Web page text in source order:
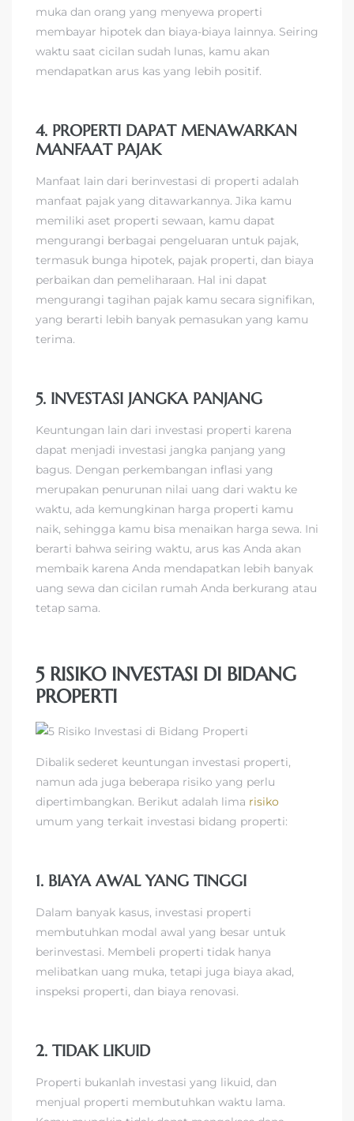
muka dan orang yang menyewa properti
membayar hipotek dan biaya-biaya lainnya. Seiring
waktu saat cicilan sudah lunas, kamu akan
mendapatkan arus kas yang lebih positif.
4. PROPERTI DAPAT MENAWARKAN
MANFAAT PAJAK
Manfaat lain dari berinvestasi di properti adalah
manfaat pajak yang ditawarkannya. Jika kamu
memiliki aset properti sewaan, kamu dapat
mengurangi berbagai pengeluaran untuk pajak,
termasuk bunga hipotek, pajak properti, dan biaya
perbaikan dan pemeliharaan. Hal ini dapat
mengurangi tagihan pajak kamu secara signifikan,
yang berarti lebih banyak pemasukan yang kamu
terima.
5. INVESTASI JANGKA PANJANG
Keuntungan lain dari investasi properti karena
dapat menjadi investasi jangka panjang yang
bagus. Dengan perkembangan inflasi yang
merupakan penurunan nilai uang dari waktu ke
waktu, ada kemungkinan harga properti kamu
naik, sehingga kamu bisa menaikan harga sewa. Ini
berarti bahwa seiring waktu, arus kas Anda akan
membaik karena Anda mendapatkan lebih banyak
uang sewa dan cicilan rumah Anda berkurang atau
tetap sama.
5 RISIKO INVESTASI DI BIDANG
PROPERTI
Dibalik sederet keuntungan investasi properti,
namun ada juga beberapa risiko yang perlu
dipertimbangkan. Berikut adalah lima risiko
umum yang terkait investasi bidang properti:
1. BIAYA AWAL YANG TINGGI
Dalam banyak kasus, investasi properti
membutuhkan modal awal yang besar untuk
berinvestasi. Membeli properti tidak hanya
melibatkan uang muka, tetapi juga biaya akad,
inspeksi properti, dan biaya renovasi.
2. TIDAK LIKUID
Properti bukanlah investasi yang likuid, dan
menjual properti membutuhkan waktu lama.